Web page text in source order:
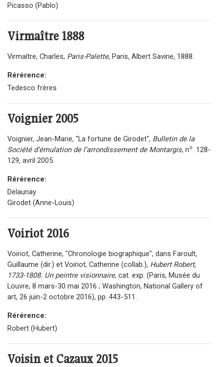
Picasso (Pablo)
Virmaître1888
Virmaître, Charles, Paris-Palette, Paris, Albert Savine, 1888.
Rérérence:
Tedesco frères
Voignier2005
Voignier, Jean-Marie, "La fortune de Girodet", Bulletin de la
Société d’émulation de l’arrondissement de Montargis, no
. 128-
129, avril 2005.
Rérérence:
Delaunay
Girodet (Anne-Louis)
Voiriot2016
Voiriot, Catherine, "Chronologie biographique", dans Faroult,
Guillaume (dir.) et Voiriot, Catherine (collab.), Hubert Robert,
1733-1808. Un peintre visionnaire, cat. exp. (Paris, Musée du
Louvre, 8 mars-30 mai 2016 ; Washington, National Gallery of
art, 26 juin-2 octobre 2016), pp. 443-511.
Rérérence:
Robert (Hubert)
Voisin et Cazaux2015